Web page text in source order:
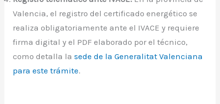
Valencia, el registro del certificado energético se
realiza obligatoriamente ante el IVACE y requiere
firma digital y el PDF elaborado por el técnico,
como detalla lasede de la Generalitat Valenciana
para este trámite.